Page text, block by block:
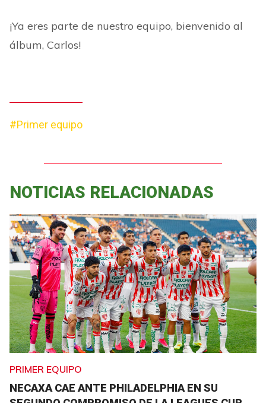
¡Ya eres parte de nuestro equipo, bienvenido al
álbum, Carlos!
#Primer equipo
NOTICIAS RELACIONADAS
PRIMER EQUIPO
NECAXA CAE ANTE PHILADELPHIA EN SU